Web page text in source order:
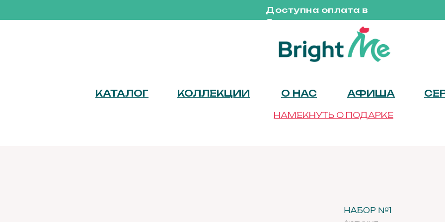
Доступна оплата в
Сплит
О НАС
КОЛЛЕКЦИИ
КАТАЛОГ АФИША
НАМЕКНУТЬ О ПОДАРКЕ
НАБОР №1